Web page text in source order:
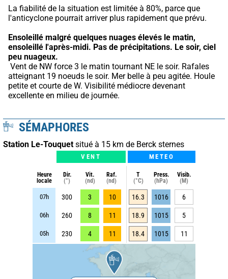
La fiabilité de la situation est limitée à 80%, parce que
l'anticyclone pourrait arriver plus rapidement que prévu.
Ensoleillé malgré quelques nuages élevés le matin,
ensoleillé l'après-midi. Pas de précipitations. Le soir, ciel
peu nuageux.
atteignant 19 noeuds le soir. Mer belle à peu agitée. Houle
petite et courte de W. Visibilité médiocre devenant
excellente en milieu de journée.
SÉMAPHORES
Station Le-Touquet situé à 15 km de Berck sternes
VENT METEO
Heure
locale
Dir.
(°)
Vit.
(nd)
Raf.
(nd)
T
(°C)
Press.
(hPa)
Visib.
(M)
07h 300 3 10 16.3 1016 6
06h 260 8 11 18.9 1015 5
05h 230 4 11 18.4 1015 11